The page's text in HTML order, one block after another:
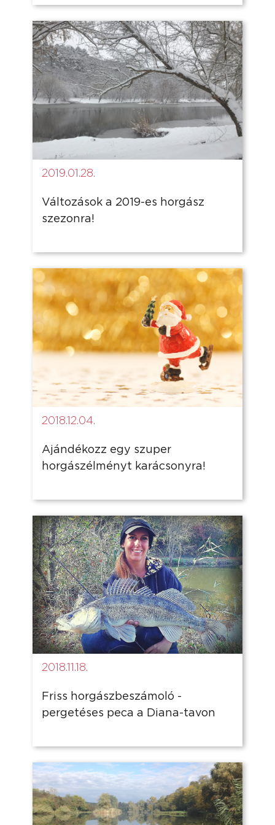
2019.01.28.
Változások a 2019-es horgász
szezonra!
2018.12.04.
Ajándékozz egy szuper
horgászélményt karácsonyra!
2018.11.18.
Friss horgászbeszámoló -
pergetéses peca a Diana-tavon